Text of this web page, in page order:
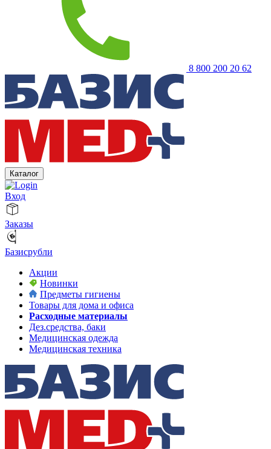
8 800 200 20 62
Каталог
Вход
Заказы
Базисрубли
Акции
Новинки
Предметы гигиены
Товары для дома и офиса
Расходные материалы
Дез.средства, баки
Медицинская одежда
Медицинская техника